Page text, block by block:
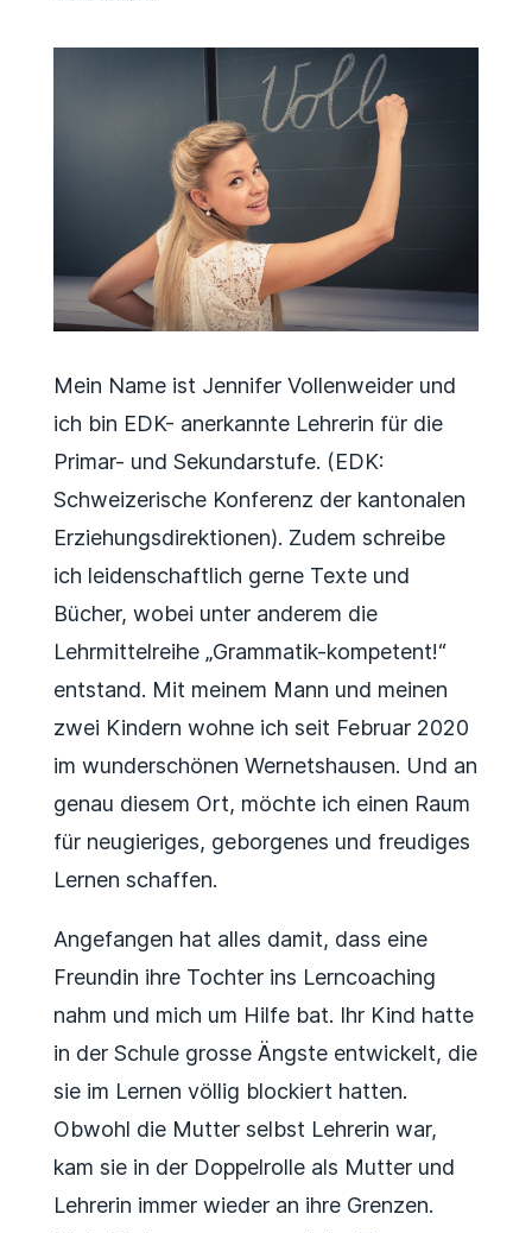
Mein Name ist Jennifer Vollenweider und
ich bin EDK- anerkannte Lehrerin für die
Primar- und Sekundarstufe. (EDK:
Schweizerische Konferenz der kantonalen
Erziehungsdirektionen). Zudem schreibe
ich leidenschaftlich gerne Texte und
Bücher, wobei unter anderem die
Lehrmittelreihe „Grammatik-kompetent!“
entstand. Mit meinem Mann und meinen
zwei Kindern wohne ich seit Februar 2020
im wunderschönen Wernetshausen. Und an
genau diesem Ort, möchte ich einen Raum
für neugieriges, geborgenes und freudiges
Lernen schaffen.
Angefangen hat alles damit, dass eine
Freundin ihre Tochter ins Lerncoaching
nahm und mich um Hilfe bat. Ihr Kind hatte
in der Schule grosse Ängste entwickelt, die
sie im Lernen völlig blockiert hatten.
Obwohl die Mutter selbst Lehrerin war,
kam sie in der Doppelrolle als Mutter und
Lehrerin immer wieder an ihre Grenzen.